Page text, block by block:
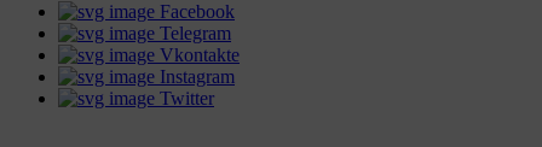
Facebook
Telegram
Vkontakte
Instagram
Twitter